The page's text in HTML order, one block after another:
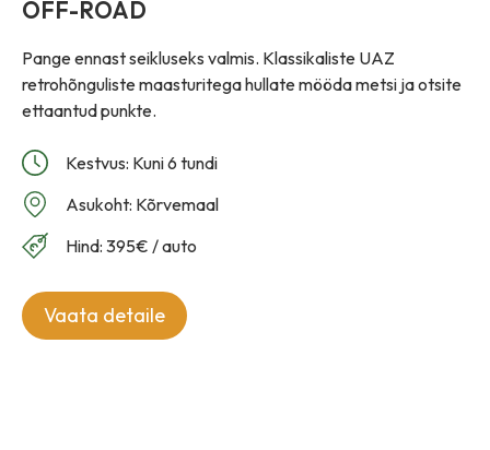
OFF-ROAD
Pange ennast seikluseks valmis. Klassikaliste UAZ
retrohõnguliste maasturitega hullate mööda metsi ja otsite
ettaantud punkte.
Kestvus: Kuni 6 tundi
Asukoht: Kõrvemaal
Hind: 395€ / auto
Vaata detaile